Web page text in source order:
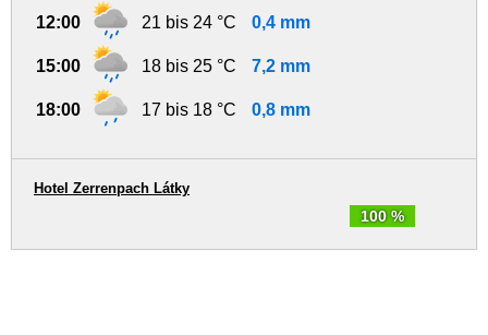
12:00 21 bis 24 °C 0,4 mm
15:00 18 bis 25 °C 7,2 mm
18:00 17 bis 18 °C 0,8 mm
100 %
Hotel Zerrenpach Látky